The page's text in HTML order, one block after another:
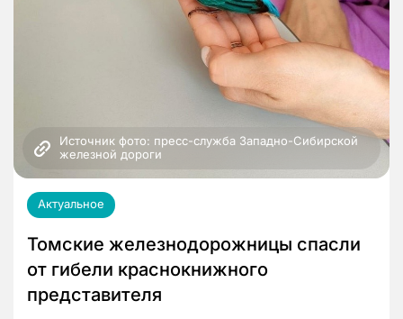
Источник фото: пресс-служба Западно-Сибирской
железной дороги
Актуальное
Томские железнодорожницы спасли
от гибели краснокнижного
представителя